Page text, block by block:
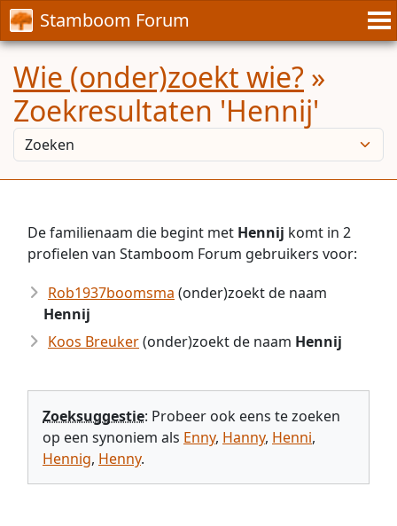
Stamboom Forum
Wie (onder)zoekt wie? »
Zoekresultaten 'Hennij'
De familienaam die begint met Hennij komt in 2
profielen van Stamboom Forum gebruikers voor:
Rob1937boomsma (onder)zoekt de naam
Hennij
Koos Breuker(onder)zoekt de naam Hennij
Zoeksuggestie: Probeer ook eens te zoeken
op een synoniem als Enny, Hanny, Henni,
Hennig, Henny.